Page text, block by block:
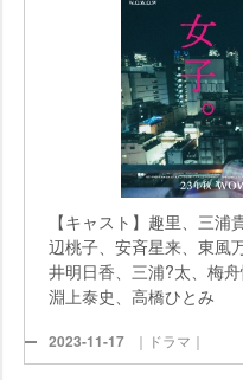
【キャスト】趣里、三
辺桃子、安斉星来、東風
井明日香、三浦?太、梅
淵上泰史、高橋ひとみ
2023-11-17 ｜ドラマ｜